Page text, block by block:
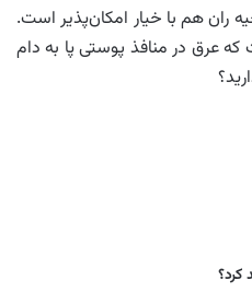
ران هم با خیار امکان‌پذیر است.
عرق در منافذ پوستی پا به دام
کرد؟